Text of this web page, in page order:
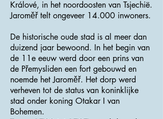
Králové, in het noordoosten van Tsjechië.
Jaroměř telt ongeveer 14.000 inwoners.
De historische oude stad is al meer dan
duizend jaar bewoond. In het begin van
de 11e eeuw werd door een prins van
de Přemysliden een fort gebouwd en
noemde het Jaroměř. Het dorp werd
verheven tot de status van koninklijke
stad onder koning Otakar I van
Bohemen.